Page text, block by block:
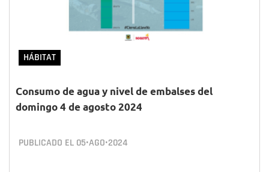
HÁBITAT
Consumo de agua y nivel de embalses del
domingo 4 de agosto 2024
PUBLICADO EL 05•AGO•2024